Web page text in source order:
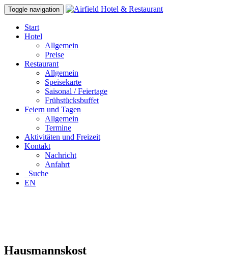
Toggle navigation
Start
Hotel
Allgemein
Preise
Restaurant
Allgemein
Speisekarte
Saisonal / Feiertage
Frühstücksbuffet
Feiern und Tagen
Allgemein
Termine
Aktivitäten und Freizeit
Kontakt
Nachricht
Anfahrt
Suche
EN
Hausmannskost